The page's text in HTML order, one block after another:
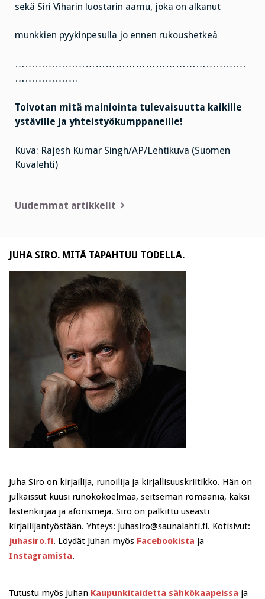
sekä Siri Viharin luostarin aamu, joka on alkanut
munkkien pyykinpesulla jo ennen rukoushetkeä
……………………………………………………………
……………….
Toivotan mitä mainiointa tulevaisuutta kaikille
ystäville ja yhteistyökumppaneille!
Kuva: Rajesh Kumar Singh/AP/Lehtikuva (Suomen
Kuvalehti)
Artikkelien
Uudemmat artikkelit
JUHA SIRO. MITÄ TAPAHTUU TODELLA.
Juha Siro on kirjailija, runoilija ja kirjallisuuskriitikko. Hän on
julkaissut kuusi runokokoelmaa, seitsemän romaania, kaksi
lastenkirjaa ja aforismeja. Siro on palkittu useasti
kirjailijantyöstään. Yhteys: juhasiro@saunalahti.fi. Kotisivut:
juhasiro.fi. Löydät Juhan myös Facebookista ja
Instagramista.
Tutustu myös Juhan Kaupunkitaidetta sähkökaapeissa ja